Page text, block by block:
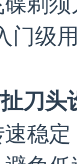
门级
刀头
稳